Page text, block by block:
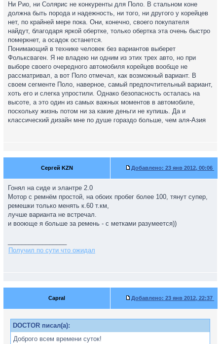
Ни Рио, ни Солярис не конкуренты для Поло. В стальном коне
должна быть порода и надежность, ни того, ни другого у корейцев
нет, по крайней мере пока. Они, конечно, своего покупателя
найдут, благодаря яркой обертке, только обертка эта очень быстро
померкнет, а осадок останется.
Понимающий в технике человек без вариантов выберет
Фольксваген. Я не владею ни одним из этих трех авто, но при
выборе своего очередного автомобиля корейцев вообще не
рассматривал, а вот Поло отмечал, как возможный вариант. В
своем сегменте Поло, наверное, самый предпочтительный вариант,
хоть его и слегка упростили. Однако безопасность осталась на
высоте, а это один из самых важных моментов в автомобиле,
поскольку жизнь потом ни за какие деньги не купишь. Да и
классический дизайн мне по душе гораздо больше, чем аля-Азия
Сергей KZN Добавлено: 23 янв 2012, 00:06
Гонял на сиде и элантре 2.0
Мотор с ремнём простой, на обоих пробег более 100, тянут супер,
ремешки только менять к.60 т.км,
лучше варианта не встречал.
и вооюще я больше за ремень - с метками разумеется))
Получил по сути что ожидал
Capral Добавлено: 23 янв 2012, 22:37
DOCTOR писал(а):
Доброго всем времени суток!